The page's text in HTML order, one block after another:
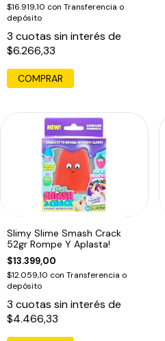
$16.919,10 con Transferencia o
depósito
3 cuotas sin interés de
$6.266,33
COMPRAR
Slimy Slime Smash Crack
52gr Rompe Y Aplasta!
$13.399,00
$12.059,10 con Transferencia o
depósito
3 cuotas sin interés de
$4.466,33